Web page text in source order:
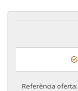
Referència oferta: